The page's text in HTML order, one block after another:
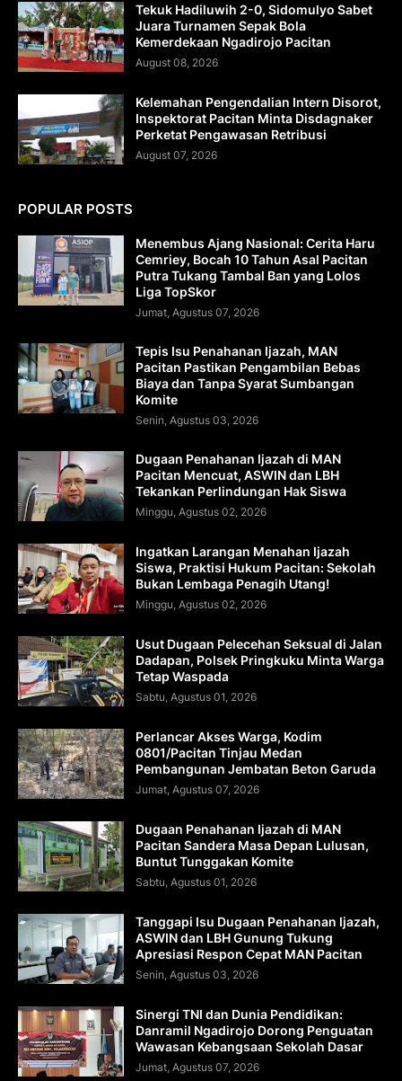
Tekuk Hadiluwih 2-0, Sidomulyo Sabet
Juara Turnamen Sepak Bola
Kemerdekaan Ngadirojo Pacitan
August 08, 2026
Kelemahan Pengendalian Intern Disorot,
Inspektorat Pacitan Minta Disdagnaker
Perketat Pengawasan Retribusi
August 07, 2026
POPULAR POSTS
Menembus Ajang Nasional: Cerita Haru
Cemriey, Bocah 10 Tahun Asal Pacitan
Putra Tukang Tambal Ban yang Lolos
Liga TopSkor
Jumat, Agustus 07, 2026
Tepis Isu Penahanan Ijazah, MAN
Pacitan Pastikan Pengambilan Bebas
Biaya dan Tanpa Syarat Sumbangan
Komite
Senin, Agustus 03, 2026
Dugaan Penahanan Ijazah di MAN
Pacitan Mencuat, ASWIN dan LBH
Tekankan Perlindungan Hak Siswa
Minggu, Agustus 02, 2026
Ingatkan Larangan Menahan Ijazah
Siswa, Praktisi Hukum Pacitan: Sekolah
Bukan Lembaga Penagih Utang!
Minggu, Agustus 02, 2026
Usut Dugaan Pelecehan Seksual di Jalan
Dadapan, Polsek Pringkuku Minta Warga
Tetap Waspada
Sabtu, Agustus 01, 2026
Perlancar Akses Warga, Kodim
0801/Pacitan Tinjau Medan
Pembangunan Jembatan Beton Garuda
Jumat, Agustus 07, 2026
Dugaan Penahanan Ijazah di MAN
Pacitan Sandera Masa Depan Lulusan,
Buntut Tunggakan Komite
Sabtu, Agustus 01, 2026
Tanggapi Isu Dugaan Penahanan Ijazah,
ASWIN dan LBH Gunung Tukung
Apresiasi Respon Cepat MAN Pacitan
Senin, Agustus 03, 2026
Sinergi TNI dan Dunia Pendidikan:
Danramil Ngadirojo Dorong Penguatan
Wawasan Kebangsaan Sekolah Dasar
Jumat, Agustus 07, 2026